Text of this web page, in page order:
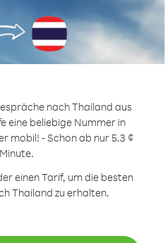
nach Thailand aus
eine beliebige Nummer in
mobil! - Schon ab nur 5.3 ¢
einen Tarif, um die besten
Thailand zu erhalten.